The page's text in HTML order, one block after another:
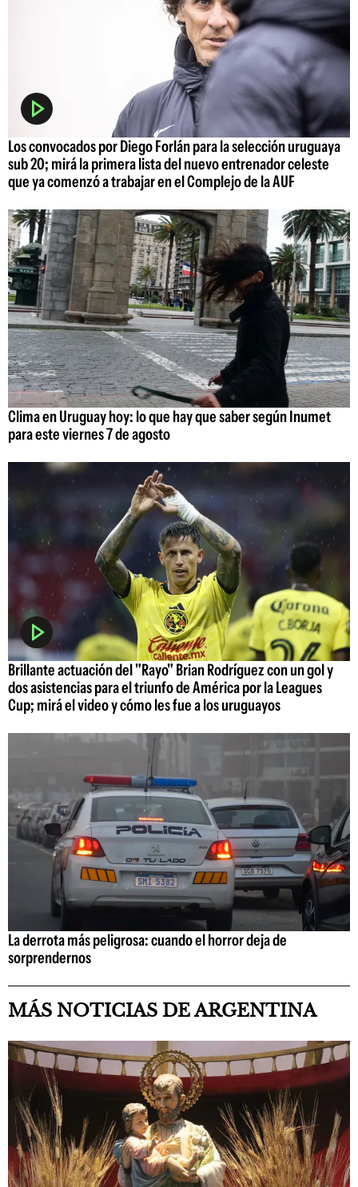
Los convocados por Diego Forlán para la selección uruguaya
sub 20; mirá la primera lista del nuevo entrenador celeste
que ya comenzó a trabajar en el Complejo de la AUF
Clima en Uruguay hoy: lo que hay que saber según Inumet
para este viernes 7 de agosto
Brillante actuación del "Rayo" Brian Rodríguez con un gol y
dos asistencias para el triunfo de América por la Leagues
Cup; mirá el video y cómo les fue a los uruguayos
La derrota más peligrosa: cuando el horror deja de
sorprendernos
MÁS NOTICIAS DE ARGENTINA